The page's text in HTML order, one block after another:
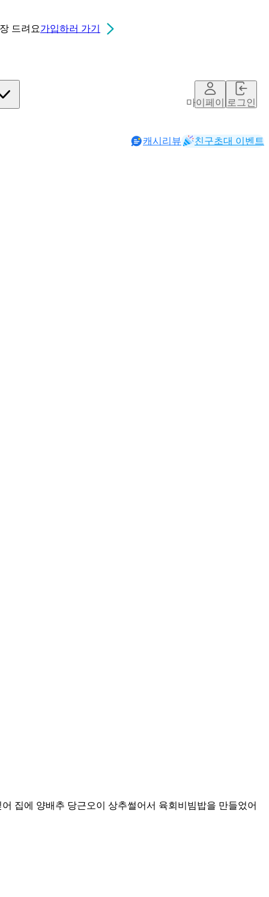
드려요가입하러 가기
마이페이지로그인
캐시리뷰 친구초대 이벤트
집에 양배추 당근오이 상추썰어서 육회비빔밥을 만들었어